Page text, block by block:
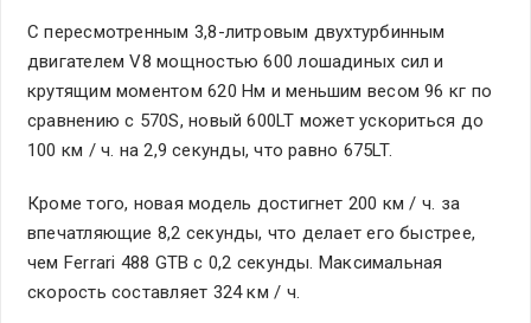
С пересмотренным 3,8-литровым двухтурбинным
двигателем V8 мощностью 600 лошадиных сил и
крутящим моментом 620 Нм и меньшим весом 96 кг по
сравнению с 570S, новый 600LT может ускориться до
100 км / ч. на 2,9 секунды, что равно 675LT.
Кроме того, новая модель достигнет 200 км / ч. за
впечатляющие 8,2 секунды, что делает его быстрее,
чем Ferrari 488 GTB с 0,2 секунды. Максимальная
скорость составляет 324 км / ч.